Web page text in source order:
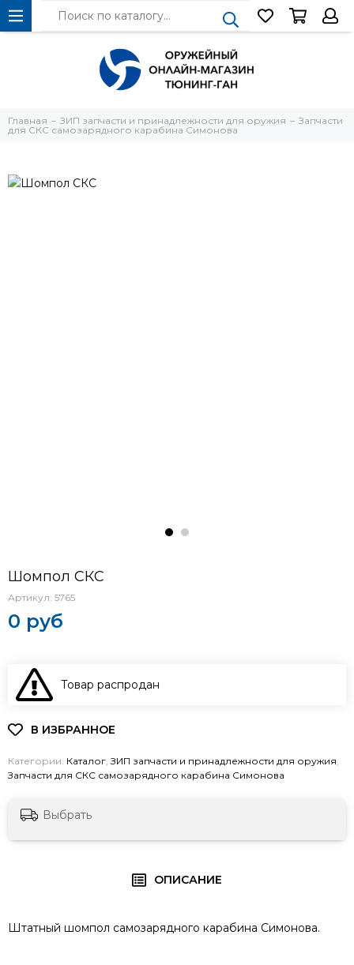
Главная ЗИП запчасти и принадлежности для оружия
Запчасти
для СКС самозарядного карабина Симонова
Шомпол СКС
Артикул: 5765
0 руб
Товар распродан
Категории: Каталог,ЗИП запчасти и принадлежности для оружия,
Запчасти для СКС самозарядного карабина Симонова
Выбрать
ОПИСАНИЕ
Штатный шомпол самозарядного карабина Симонова.